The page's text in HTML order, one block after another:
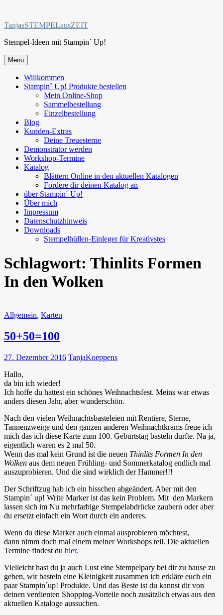
springen
TanjasSTEMPELausZEIT
Stempel-Ideen mit Stampin´ Up!
Menü
Willkommen
Stampin´ Up! Produkte bestellen
Mein Online-Shop
Sammelbestellung
Einzelbestellung
Blog
Kunden-Extras
Deine Treuesterne
Demonstrator werden
Workshop-Termine
Katalog
Blättern Online in den aktuellen Katalogen
Fordere dir deinen Katalog an
über Stampin´ Up!
Über mich
Impressum
Datenschutzhinweis
Downloads
Stempelhüllen-Einleger für Kreativstes
Schlagwort: Thinlits Formen
In den Wolken
Allgemein, Karten
50+50=100
27. Dezember 2016 TanjaKoeppens
Hallo,
da bin ich wieder!
Ich hoffe du hattest ein schönes Weihnachtsfest. Meins war etwas
anders diesen Jahr, aber wunderschön.
Nach den vielen Weihnachtsbasteleien mit Rentiere, Sterne,
Tannenzweige und den ganzen anderen Weihnachtkrams freue ich
mich das ich diese Karte zum 100. Geburtstag basteln durfte. Na ja,
eigentlich waren es 2 mal 50.
Wenn das mal kein Grund ist die neuen Thinlits Formen In den
Wolken aus dem neuen Frühling- und Sommerkatalog endlich mal
auszuprobieren. Und die sind wirklich der Hammer!!!
Der Schriftzug hab ich ein bisschen abgeändert. Aber mit den
Stampin´ up! Write Marker ist das kein Problem. Mit den Markern
lassen sich im Nu mehrfarbige Stempelabdrücke zaubern oder aber
du ersetzt einfach ein Wort durch ein anderes.
Wenn du diese Marker auch einmal ausprobieren möchtest,
dann nimm doch mal einem meiner Workshops teil. Die aktuellen
Termine findest du hier.
Vielleicht hast du ja auch Lust eine Stempelpary bei dir zu hause zu
geben, wir basteln eine Kleinigkeit zusammen ich erkläre euch ein
paar Stampin´up! Produkte. Und das Beste ist du kannst dir von
deinen verdienten Shopping-Vorteile noch zusätzlich etwas aus den
aktuellen Kataloge aussuchen.